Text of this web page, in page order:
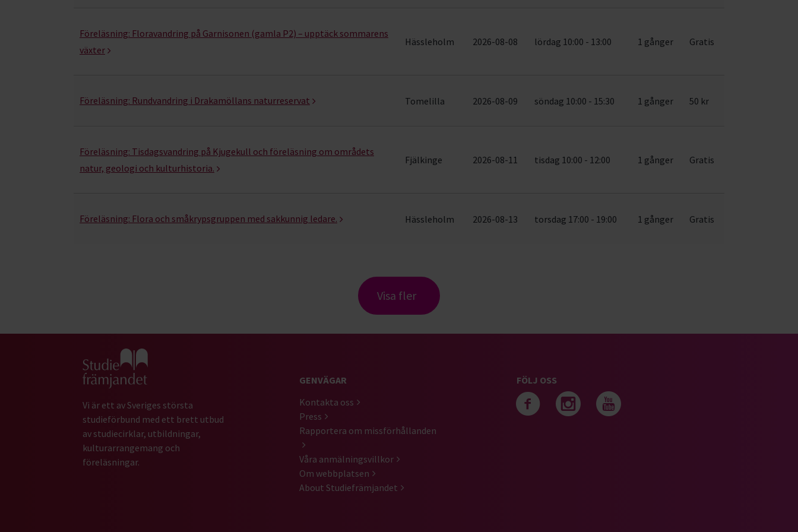
Föreläsning: Floravandring på Garnisonen (gamla P2) – upptäck sommarens
växter
Hässleholm 2026-08-08 lördag 10:00 - 13:00 1 gånger Gratis
Föreläsning: Rundvandring i Drakamöllans naturreservat Tomelilla 2026-08-09 söndag 10:00 - 15:30 1 gånger 50 kr
Föreläsning: Tisdagsvandring på Kjugekull och föreläsning om områdets
natur, geologi och kulturhistoria.
Fjälkinge 2026-08-11 tisdag 10:00 - 12:00 1 gånger Gratis
Föreläsning: Flora och småkrypsgruppen med sakkunnig ledare. Hässleholm 2026-08-13 torsdag 17:00 - 19:00 1 gånger Gratis
Visa fler
Gå till studiefrämjandets startsida
Vi är ett av Sveriges största
studieförbund med ett brett utbud
av studiecirklar, utbildningar,
kulturarrangemang och
föreläsningar.
GENVÄGAR
Kontakta oss
Press
Rapportera om missförhållanden
Våra anmälningsvillkor
Om webbplatsen
About Studiefrämjandet
FÖLJ OSS
Följ oss på facebook
Följ oss på instagram
Följ oss på youtube